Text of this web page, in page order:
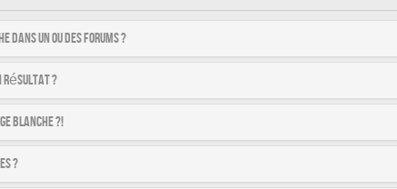
dans un ou des forums ?
résultat ?
blanche ?!
?